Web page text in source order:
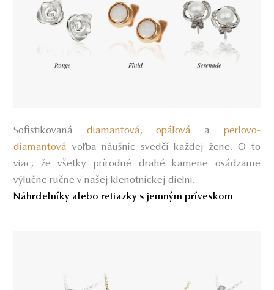
Sofistikovaná diamantová,opálová a perlovo-
diamantová voľba náušníc svedčí každej žene. O to
viac, že všetky prírodné drahé kamene
osádzame
výlučne ručne v našej klenotníckej dielni.
Náhrdelníky alebo retiazky s jemným príveskom